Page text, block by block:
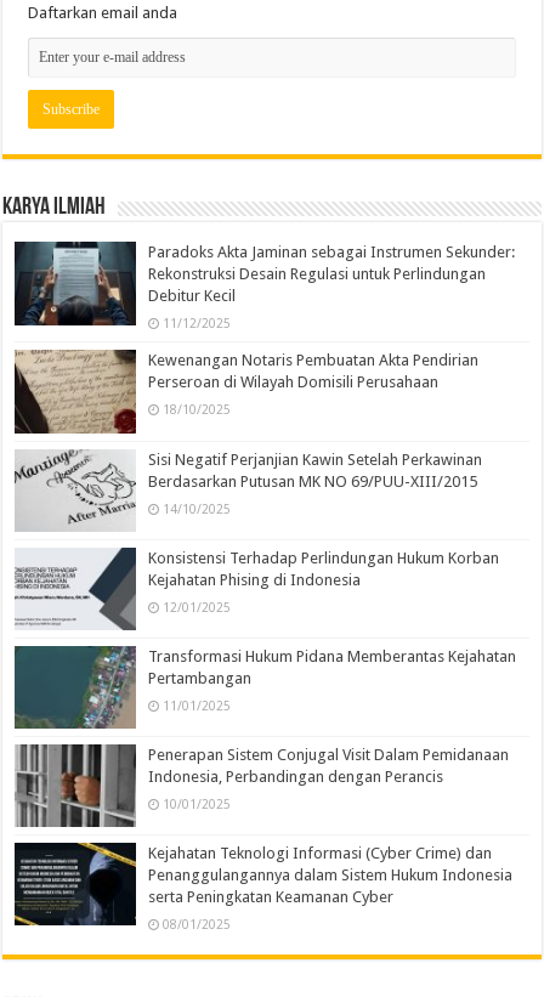
Daftarkan email anda
Karya Ilmiah
Paradoks Akta Jaminan sebagai Instrumen Sekunder:
Rekonstruksi Desain Regulasi untuk Perlindungan
Debitur Kecil
11/12/2025
Kewenangan Notaris Pembuatan Akta Pendirian
Perseroan di Wilayah Domisili Perusahaan
18/10/2025
Sisi Negatif Perjanjian Kawin Setelah Perkawinan
Berdasarkan Putusan MK NO 69/PUU-XIII/2015
14/10/2025
Konsistensi Terhadap Perlindungan Hukum Korban
Kejahatan Phising di Indonesia
12/01/2025
Transformasi Hukum Pidana Memberantas Kejahatan
Pertambangan
11/01/2025
Penerapan Sistem Conjugal Visit Dalam Pemidanaan
Indonesia, Perbandingan dengan Perancis
10/01/2025
Kejahatan Teknologi Informasi (Cyber Crime) dan
Penanggulangannya dalam Sistem Hukum Indonesia
serta Peningkatan Keamanan Cyber
08/01/2025